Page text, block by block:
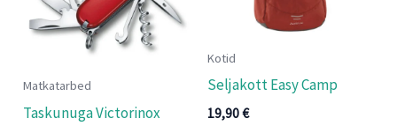
Matkatarbed
Taskunuga Victorinox
Kotid
Seljakott Easy Camp
19,90€